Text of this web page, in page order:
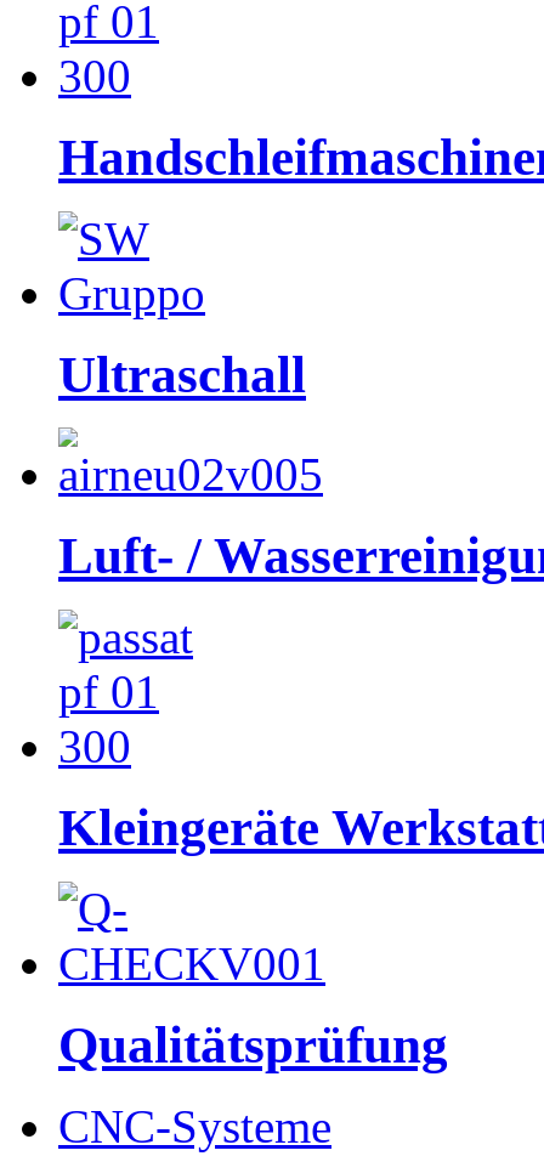
Ultraschall
Luft- /
Kleingeräte
Qualitätsprüfung
CNC-Systeme